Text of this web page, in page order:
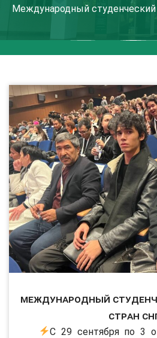
Международный
Международный
стран
С 29 сентября по 3